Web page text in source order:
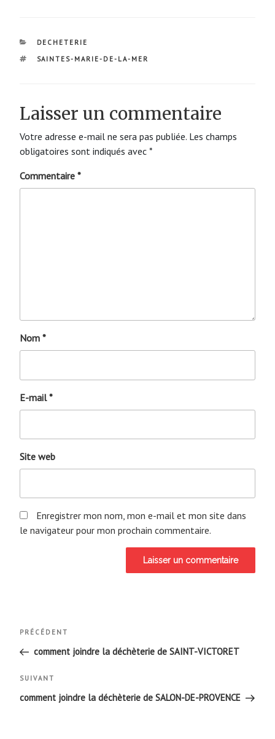
CATÉGORIES
DECHETERIE
ÉTIQUETTES
SAINTES-MARIE-DE-LA-MER
Laisser un commentaire
Votre adresse e-mail ne sera pas publiée. Les champs
obligatoires sont indiqués avec *
Commentaire *
Nom *
E-mail*
Site web
Enregistrer mon nom, mon e-mail et mon site dans
le navigateur pour mon prochain commentaire.
Navigation
de
l’article
Article
précédent
PRÉCÉDENT
comment joindre la déchèterie de SAINT-VICTORET
Article
suivant
SUIVANT
comment joindre la déchèterie de SALON-DE-PROVENCE